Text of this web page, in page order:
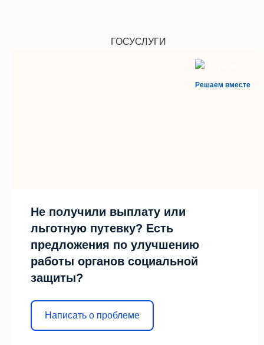
ГОСУСЛУГИ
Решаем вместе
Не получили выплату или
льготную путевку? Есть
предложения по улучшению
работы органов социальной
защиты?
Написать о проблеме